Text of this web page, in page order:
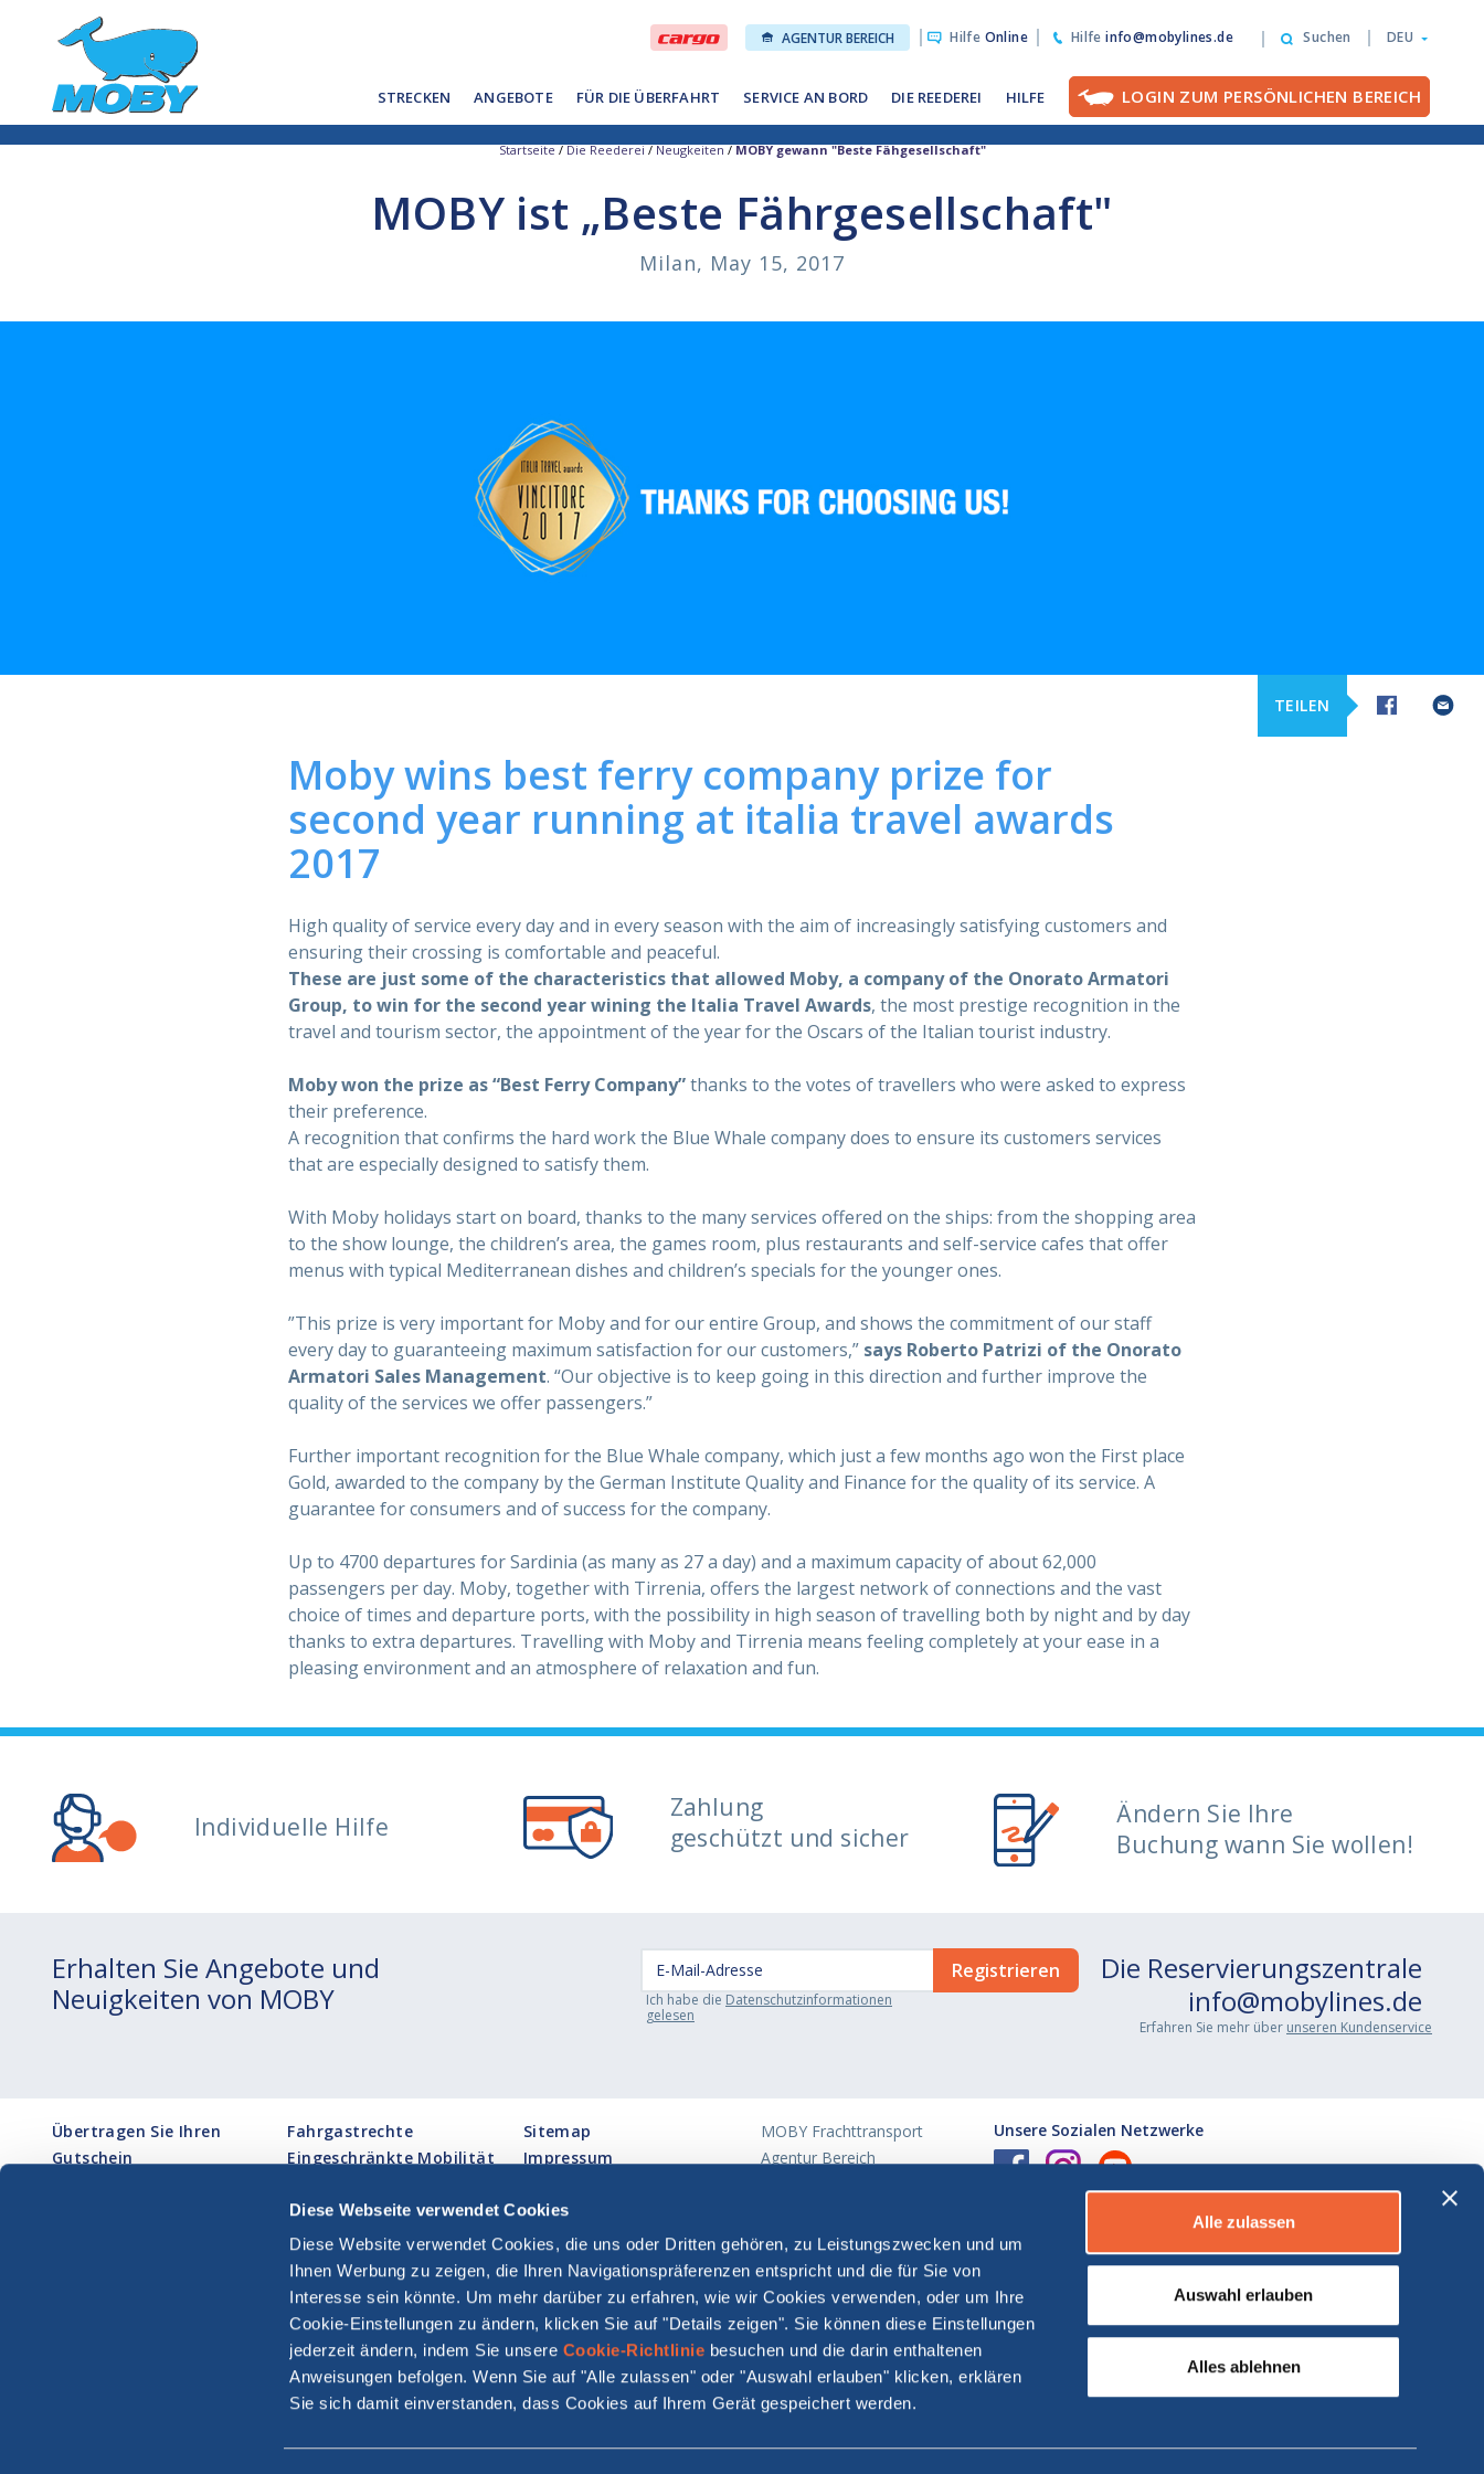
Diese Webseite verwendet Cookies
Diese Website verwendet Cookies, die uns oder Dritten gehören, zu Leistungszwecken und um
Ihnen Werbung zu zeigen, die Ihren Navigationspräferenzen entspricht und die für Sie von
Interesse sein könnte. Um mehr darüber zu erfahren, wie wir Cookies verwenden, oder um Ihre
Cookie-Einstellungen zu ändern, klicken Sie auf "Details zeigen". Sie können diese Einstellungen
jederzeit ändern, indem Sie unsere Cookie-Richtlinie besuchen und die darin enthaltenen
Anweisungen befolgen. Wenn Sie auf "Alle zulassen" oder "Auswahl erlauben" klicken, erklären
Sie sich damit einverstanden, dass Cookies auf Ihrem Gerät gespeichert werden.
Alle zulassen
Auswahl erlauben
Alles ablehnen
Suchen DEU
STRECKEN ANGEBOTE FÜR DIE ÜBERFAHRT SERVICE AN BORD DIE REEDEREI HILFE LOGIN ZUM PERSÖNLICHEN BEREICH
AGENTUR BEREICH Hilfe Online Hilfeinfo@mobylines.de
Startseite/Die Reederei/Neugkeiten/MOBY gewann "Beste Fähgesellschaft"
MOBY ist „Beste Fährgesellschaft"
Milan, May 15, 2017
TEILEN
Moby wins best ferry company prize for
second year running at italia travel awards
2017
High quality of service every day and in every season with the aim of increasingly satisfying customers and
ensuring their crossing is comfortable and peaceful.
These are just some of the characteristics that allowed Moby, a company of the Onorato Armatori
Group, to win for the second year wining the Italia Travel Awards, the most prestige recognition in the
travel and tourism sector, the appointment of the year for the Oscars of the Italian tourist industry.
Moby won the prize as “Best Ferry Company”thanks to the votes of travellers who were asked to express
their preference.
A recognition that confirms the hard work the Blue Whale company does to ensure its customers services
that are especially designed to satisfy them.
With Moby holidays start on board, thanks to the many services offered on the ships: from the shopping area
to the show lounge, the children’s area, the games room, plus restaurants and self-service cafes that offer
menus with typical Mediterranean dishes and children’s specials for the younger ones.
”This prize is very important for Moby and for our entire Group, and shows the commitment of our staff
every day to guaranteeing maximum satisfaction for our customers,” says Roberto Patrizi of the Onorato
Armatori Sales Management. “Our objective is to keep going in this direction and further improve the
quality of the services we offer passengers.”
Further important recognition for the Blue Whale company, which just a few months ago won the First place
Gold, awarded to the company by the German Institute Quality and Finance for the quality of its service. A
guarantee for consumers and of success for the company.
Up to 4700 departures for Sardinia (as many as 27 a day) and a maximum capacity of about 62,000
passengers per day. Moby, together with Tirrenia, offers the largest network of connections and the vast
choice of times and departure ports, with the possibility in high season of travelling both by night and by day
thanks to extra departures. Travelling with Moby and Tirrenia means feeling completely at your ease in a
pleasing environment and an atmosphere of relaxation and fun.
Individuelle Hilfe
Zahlung
geschützt und sicher
Ändern Sie Ihre
Buchung wann Sie wollen!
Erhalten Sie Angebote und
Neuigkeiten von MOBY
Ich habe die Datenschutzinformationen
gelesen
Die Reservierungszentrale
info@mobylines.de
Erfahren Sie mehr über unseren Kundenservice
Übertragen Sie Ihren
Gutschein
Fahrgastrechte
Eingeschränkte Mobilität
Datenschutz- & Cookie-
Richtlinien
Nutzungsbedingungen
Sitemap
Impressum
MOBY Frachttransport
Agentur Bereich
Unsere Sozialen Netzwerke
Laden Sie die Moby-App herunter
MOBY S.p.A.
Reg. Imprese Milano e C.F. 04846130633 - P.IVA 13301990159.
MOBY S.p.A. unterliegt der Direktion und Koordination durch Onorato Armatori S.r.l.